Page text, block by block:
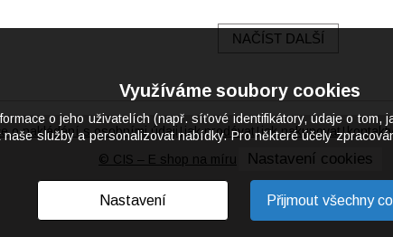
NAČÍST DALŠÍ
o nakládání s osobními údaji | jak prodávat | jak nakupovat |
© CIS – E shop na míru
Nastavení cookies
Využíváme soubory cookies
o jeho uživatelích (např. síťové identifikátory, údaje o
služby a personalizovat nabídky. Pro některé účely
Nastavení Přijmout všechny